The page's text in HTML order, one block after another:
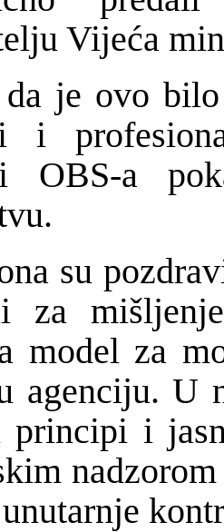
Vijeća
je ovo
i
OBS-a
su
za
model za
agenciju. U
principi i